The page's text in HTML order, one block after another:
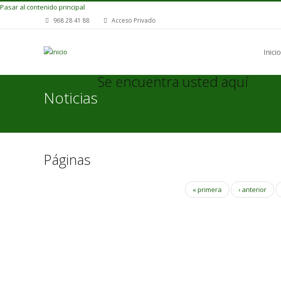
Pasar al contenido principal
968 28 41 88 Acceso Privado
Inicio
Noticias
Se encuentra usted aquí
Páginas
« primera ‹ anterior